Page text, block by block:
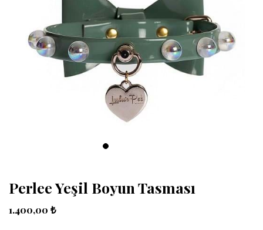
Perlee Yeşil Boyun Tasması
1.400,00 ₺